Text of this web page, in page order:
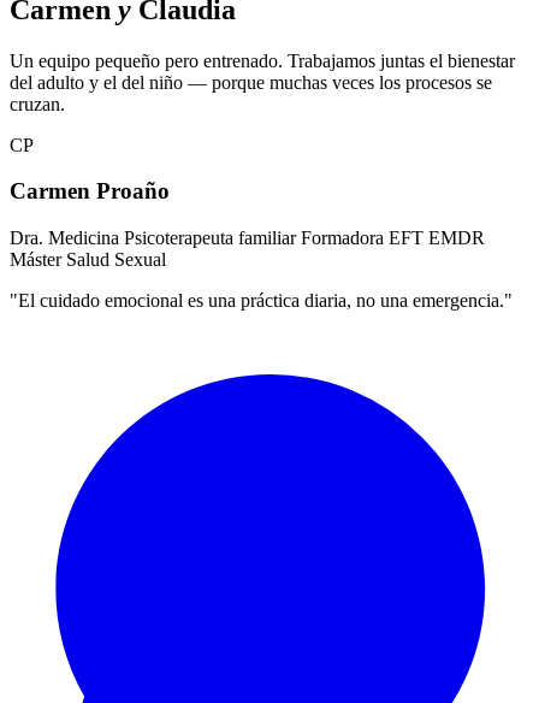
Carmen y Claudia
Un equipo pequeño pero entrenado. Trabajamos juntas el bienestar
del adulto y el del niño — porque muchas veces los procesos se
cruzan.
CP
Carmen Proaño
Dra. Medicina Psicoterapeuta familiar Formadora EFT EMDR
Máster Salud Sexual
"El cuidado emocional es una práctica diaria, no una emergencia."